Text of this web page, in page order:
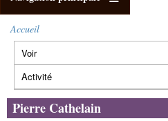
Fil
d'Ariane
Accueil
Onglets
principaux
Voir(onglet
actif)
Activité
Pierre Cathelain